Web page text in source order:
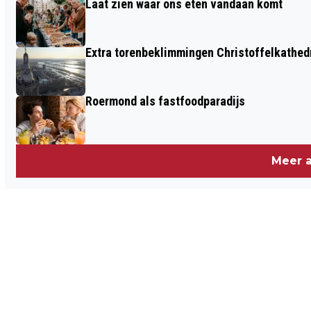
Laat zien waar ons eten vandaan komt
Extra torenbeklimmingen
Roermond als fastfoodparadijs
Meer